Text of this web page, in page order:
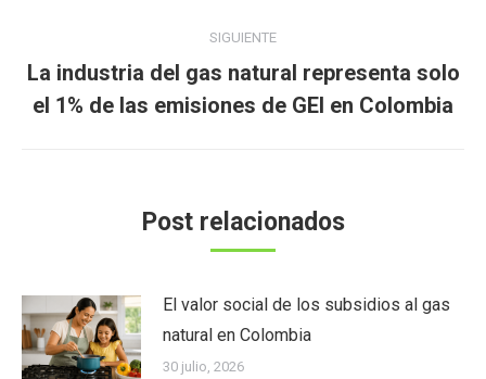
SIGUIENTE
Publicación
siguiente:
La industria del gas natural representa solo
el 1% de las emisiones de GEI en Colombia
Post relacionados
El valor social de los subsidios al gas
natural en Colombia
30 julio, 2026